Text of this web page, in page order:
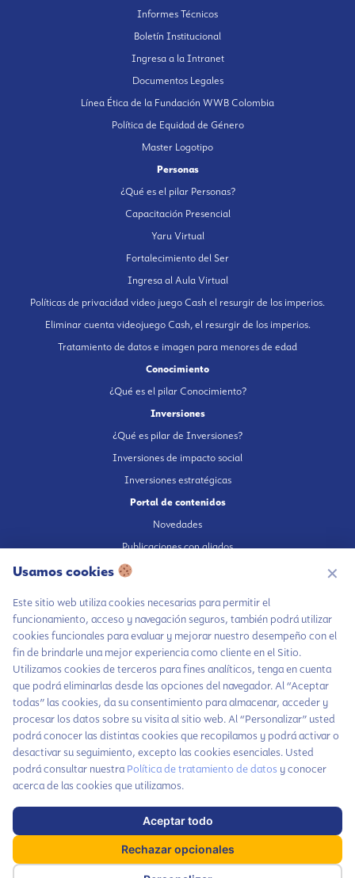
Haz parte de nuestra comunidad y no te
pierdas todas las novedades que tenemos
cada mes para ti
Chatea con LiA
Hablemos por
Contáctanos
Informes Técnicos
Boletín Institucional
Ingresa a la Intranet
Documentos Legales
Línea Ética de la Fundación WWB Colombia
Política de Equidad de Género
Master Logotipo
Personas
¿Qué es el pilar Personas?
Capacitación Presencial
Yaru Virtual
Fortalecimiento del Ser
Ingresa al Aula Virtual
Políticas de privacidad video juego Cash el resurgir de los imperios.
Eliminar cuenta videojuego Cash, el resurgir de los imperios.
Tratamiento de datos e imagen para menores de edad
Conocimiento
¿Qué es el pilar Conocimiento?
Inversiones
¿Qué es pilar de Inversiones?
Inversiones de impacto social
Inversiones estratégicas
Portal de contenidos
Novedades
Publicaciones con aliados
Fundación en medios
Escúchanos en Spotify
Autorización de tratamiento de datos
Aviso Privacidad
Política tratamiento de datos
Política inversiones responsables y del Pilar Inversiones
Usamos cookies ✕
Este sitio web utiliza cookies necesarias para permitir el
funcionamiento, acceso y navegación seguros, también podrá utilizar
cookies funcionales para evaluar y mejorar nuestro desempeño con el
fin de brindarle una mejor experiencia como cliente en el Sitio.
Utilizamos cookies de terceros para fines analíticos, tenga en cuenta
que podrá eliminarlas desde las opciones del navegador. Al “Aceptar
todas” las cookies, da su consentimiento para almacenar, acceder y
procesar los datos sobre su visita al sitio web. Al “Personalizar” usted
podrá conocer las distintas cookies que recopilamos y podrá activar o
desactivar su seguimiento, excepto las cookies esenciales. Usted
podrá consultar nuestra Política de tratamiento de datos y conocer
acerca de las cookies que utilizamos.
Aceptar todo
Rechazar opcionales